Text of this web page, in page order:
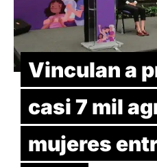
Vinculan a
casi 7 mil
mujeres